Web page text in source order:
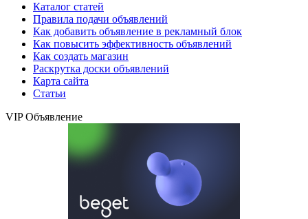
Каталог статей
Правила подачи объявлений
Как добавить объявление в рекламный блок
Как повысить эффективность объявлений
Как создать магазин
Раскрутка доски объявлений
Карта сайта
Статьи
VIP Объявление